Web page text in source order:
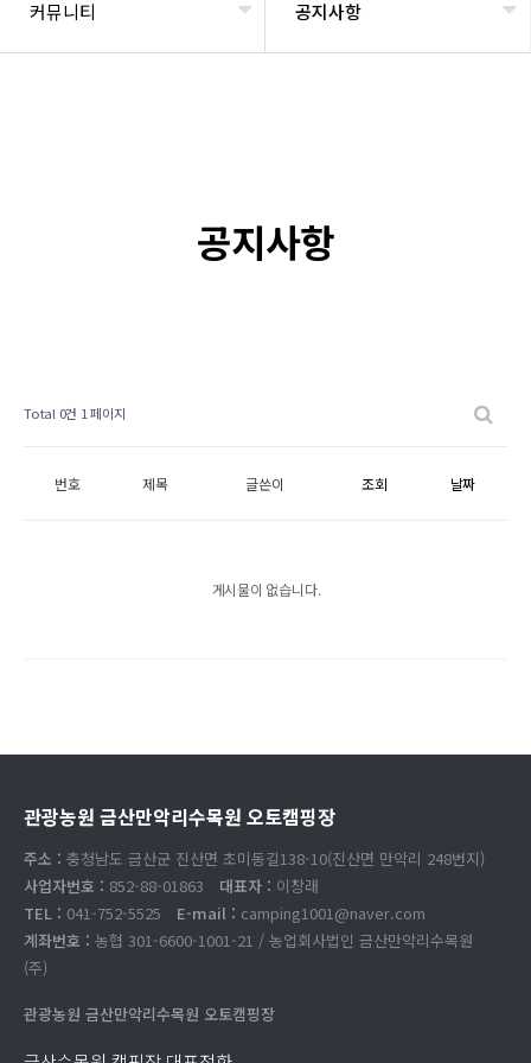
커뮤니티 공지사항
공지사항
Total 0건 1 페이지
번호 제목 글쓴이 조회 날짜
게시물이 없습니다.
관광농원 금산만악리수목원 오토캠핑장
주소 : 충청남도 금산군 진산면 초미동길138-10(진산면 만악리 248번지)
사업자번호 : 852-88-01863 대표자 : 이창래
TEL : 041-752-5525 E-mail : camping1001@naver.com
계좌번호 : 농협 301-6600-1001-21 / 농업회사법인 금산만악리수목원
(주)
관광농원 금산만악리수목원 오토캠핑장